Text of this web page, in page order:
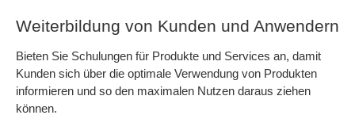
Weiterbildung von Kunden und Anwendern
Bieten Sie Schulungen für Produkte und Services an, damit
Kunden sich über die optimale Verwendung von Produkten
informieren und so den maximalen Nutzen daraus ziehen
können.